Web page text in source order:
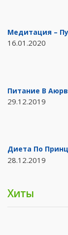
Медитация –
16.01.2020
Питание В
29.12.2019
Диета По
28.12.2019
Хиты